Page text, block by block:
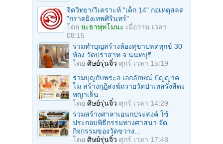
จิตวิทยา/วิเคราะห์ "เด็ก 14" ก่อเหตุสลด
"กราดยิงเทพศิรินทร์"
โดย ยะธาพุทโมนะ เมื่อวาน เวลา
08:15
ร่วมทําบุญสร้างห้องสุขาปลดทุกข์ 30
ห้อง วัดปราสาท จ.นนทบุรี
โดย ศิษย์รุ่นจิ๋ว ศุกร์ เวลา 15:19
ร่วมบุญกับพระอ.เอกลักษณ์ ปัญญาค
โม สร้างกุฏิสงฆ์ถวายวัดป่าเทสรังสีดง
พญาเย็น...
โดย ศิษย์รุ่นจิ๋ว ศุกร์ เวลา 14:29
ร่วมสร้างศาลาเอนกประสงค์ ใช้
ประกอบพิธีกรรมทางศาสนา จัด
กิจกรรมของวัดขวาง...
โดย ศิษย์รุ่นจิ๋ว ศุกร์ เวลา 17:48